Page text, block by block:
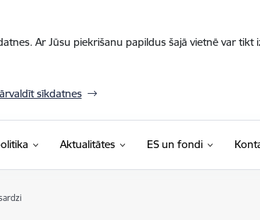
Ar Jūsu piekrišanu papildus šajā vietnē var
sīkdatnes
Aktualitātes ES un fondi